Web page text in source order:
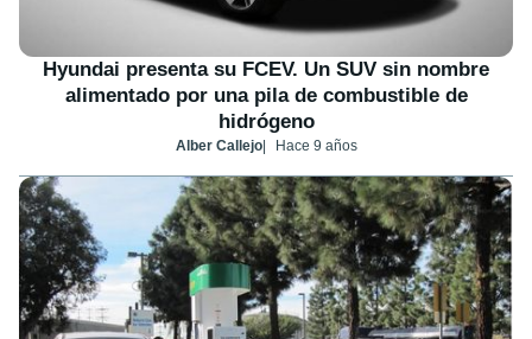
Hyundai presenta su FCEV. Un SUV sin nombre
alimentado por una pila de combustible de
hidrógeno
Alber Callejo Hace 9 años